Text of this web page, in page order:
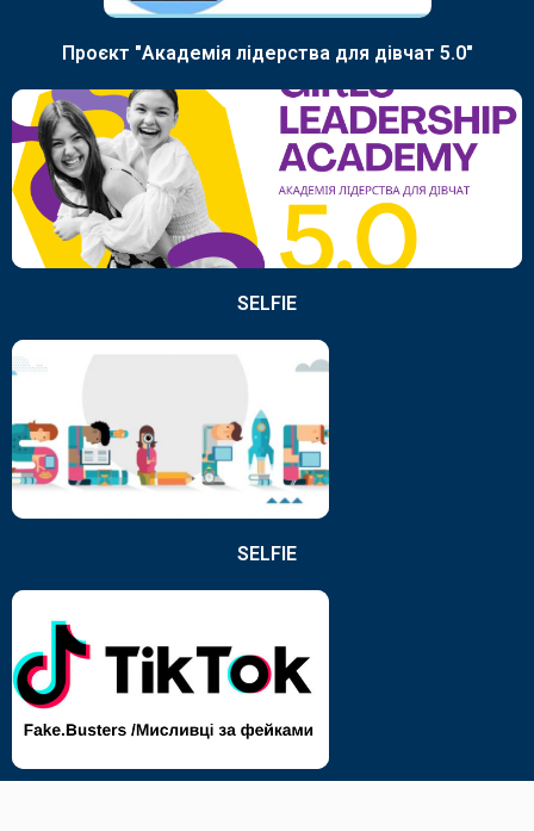
Проєкт "Академія лідерства для дівчат 5.0"
SELFIE
SELFIE